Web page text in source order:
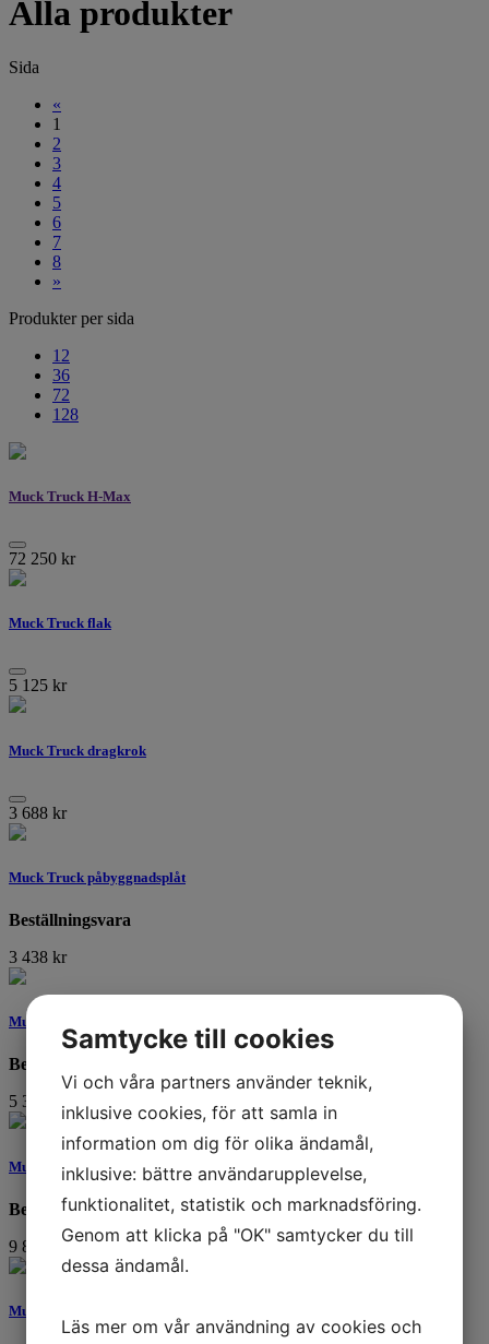
Alla produkter
Sida
«
1
2
3
4
5
6
7
8
»
Produkter per sida
12
36
72
128
Muck Truck H-Max
72 250 kr
Muck Truck flak
5 125 kr
Muck Truck dragkrok
3 688 kr
Muck Truck påbyggnadsplåt
Beställningsvara
3 438 kr
Muck Truck dubbelhjul (2st hjul)
Beställningsvara
5 313
kr
Muck Truck plog
Beställningsvara
9 875
kr
Muck Truck last ramp container
Samtycke till cookies
Vi och våra partners använder teknik,
inklusive cookies, för att samla in
information om dig för olika ändamål,
inklusive: bättre användarupplevelse,
funktionalitet, statistik och marknadsföring.
Genom att klicka på "OK" samtycker du till
dessa ändamål.
Läs mer om vår användning av cookies och